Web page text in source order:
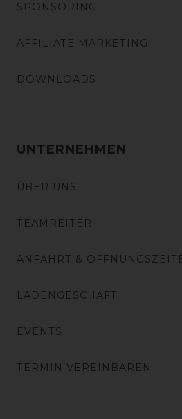
SPONSORING
AFFILIATE MARKETING
DOWNLOADS
UNTERNEHMEN
ÜBER UNS
TEAMREITER
ANFAHRT &
LADENGESCHÄFT
EVENTS
TERMIN VEREINBAREN